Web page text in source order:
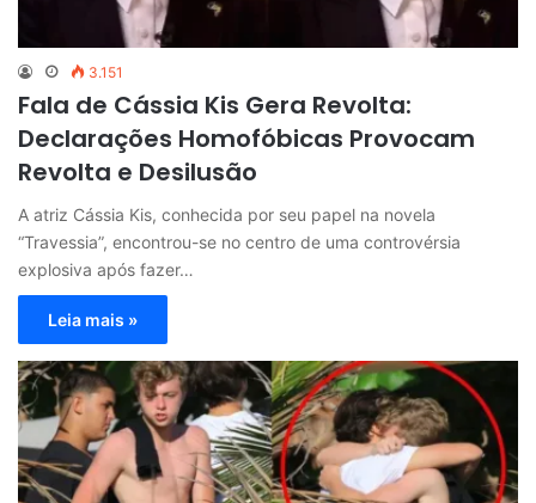
3.151
Fala de Cássia Kis Gera Revolta:
Declarações Homofóbicas Provocam
Revolta e Desilusão
A atriz Cássia Kis, conhecida por seu papel na novela
“Travessia”, encontrou-se no centro de uma controvérsia
explosiva após fazer…
Leia mais »